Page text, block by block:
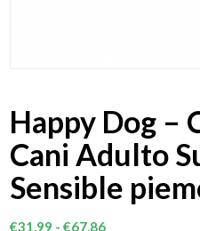
Happy Dog –
Cani Adulto
Sensible
€31,99 - €67,86Fascia